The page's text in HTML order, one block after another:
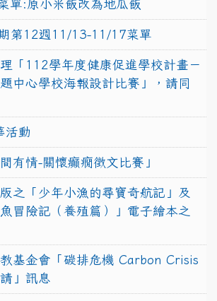
單:原小米飯改為地瓜飯
第12週11/13-11/17菜單
「112學年度健康促進學校計畫－
中心學校海報設計比賽」，請同
活動
有情-關懷癲癇徵文比賽」
之「少年小漁的尋寶奇航記」及
冒險記（養殖篇）」電子繪本之
基金會「碳排危機 Carbon Crisis
」訊息